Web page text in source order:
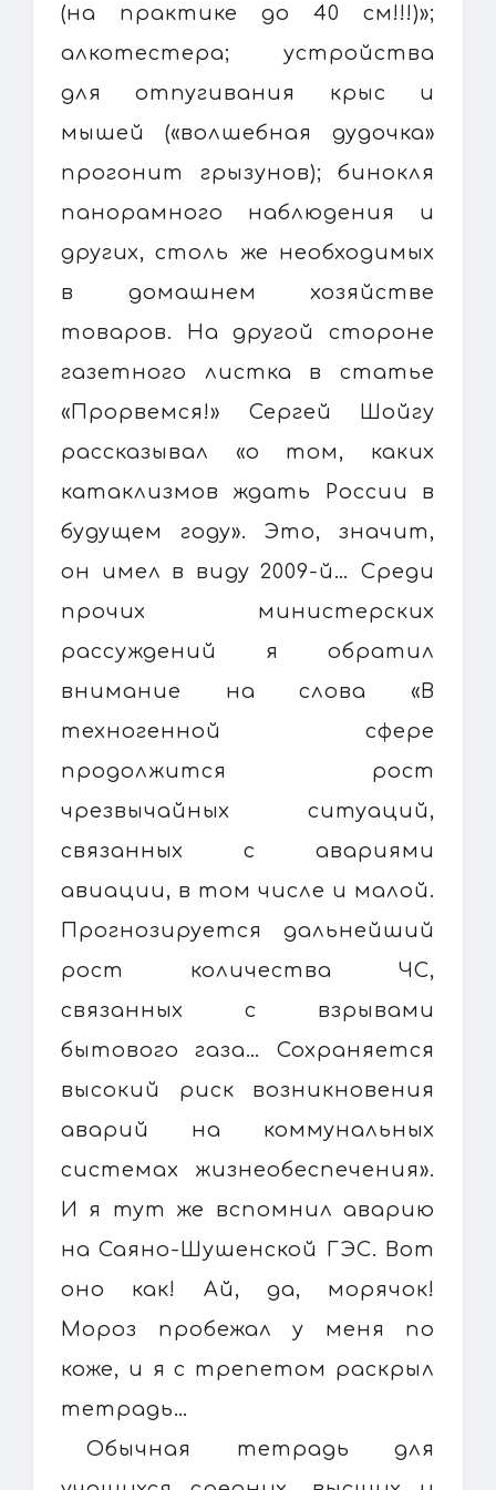
(на практике до 40 см!!!)»;
алкотестера; устройства
для отпугивания крыс и
мышей («волшебная дудочка»
прогонит грызунов); бинокля
панорамного наблюдения и
других, столь же необходимых
в домашнем хозяйстве
товаров. На другой стороне
газетного листка в статье
«Прорвемся!» Сергей Шойгу
рассказывал «о том, каких
катаклизмов ждать России в
будущем году». Это, значит,
он имел в виду 2009-й… Среди
прочих министерских
рассуждений я обратил
внимание на слова «В
техногенной сфере
продолжится рост
чрезвычайных ситуаций,
связанных с авариями
авиации, в том числе и малой.
Прогнозируется дальнейший
рост количества ЧС,
связанных с взрывами
бытового газа… Сохраняется
высокий риск возникновения
аварий на коммунальных
системах жизнеобеспечения».
И я тут же вспомнил аварию
на Саяно-Шушенской ГЭС. Вот
оно как! Ай, да, морячок!
Мороз пробежал у меня по
коже, и я с трепетом раскрыл
тетрадь…
Обычная тетрадь для